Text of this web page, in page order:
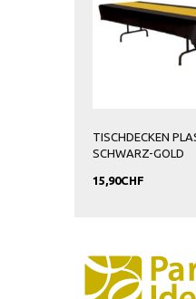
TISCHDECKEN
SCHWARZ-GOLD
15,90CHF